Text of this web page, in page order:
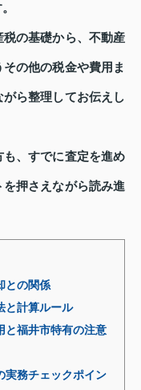
の基礎から、不動産
の他の税金や費用ま
ら整理してお伝えし
、すでに査定を進め
押さえながら読み進
との関係
と計算ルール
と福井市特有の注意
実務チェックポイン